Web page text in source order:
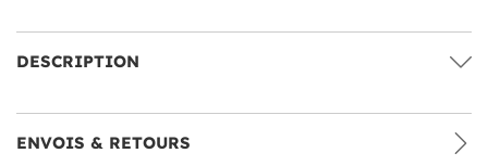
DESCRIPTION
ENVOIS & RETOURS